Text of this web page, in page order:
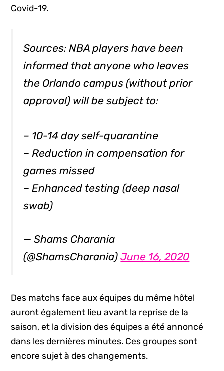
Covid-19.
Sources: NBA players have been
informed that anyone who leaves
the Orlando campus (without prior
approval) will be subject to:
– 10-14 day self-quarantine
– Reduction in compensation for
games missed
– Enhanced testing (deep nasal
swab)
— Shams Charania
(@ShamsCharania)June 16, 2020
Des matchs face aux équipes du même hôtel
auront également lieu avant la reprise de la
saison, et la division des équipes a été annoncé
dans les dernières minutes. Ces groupes sont
encore sujet à des changements.